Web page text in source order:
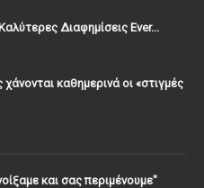
Διαφημίσεις Ever...
καθημερινά οι «στιγμές
και σας περιμένουμε"